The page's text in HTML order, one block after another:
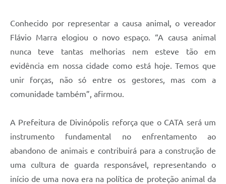
Conhecido por representar a causa animal, o vereador
Flávio Marra elogiou o novo espaço. “A causa animal
nunca teve tantas melhorias nem esteve tão em
evidência em nossa cidade como está hoje. Temos que
unir forças, não só entre os gestores, mas com a
comunidade também”, afirmou.
A Prefeitura de Divinópolis reforça que o CATA será um
instrumento fundamental no enfrentamento ao
abandono de animais e contribuirá para a construção de
uma cultura de guarda responsável, representando o
início de uma nova era na política de proteção animal da